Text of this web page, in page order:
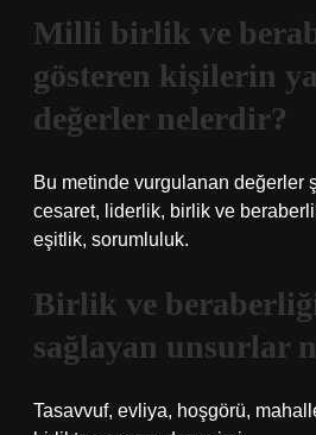
Milli birlik ve
gösteren kişilerin
değerler nelerdir?
Bu metinde vurgulanan değerler
cesaret, liderlik, birlik ve
eşitlik, sorumluluk.
Birlik ve
sağlayan unsurlar
Tasavvuf, evliya, hoşgörü,